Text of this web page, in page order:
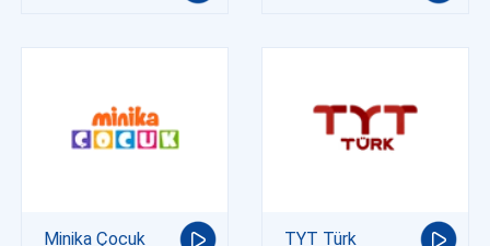
Minika Çocuk TYT Türk